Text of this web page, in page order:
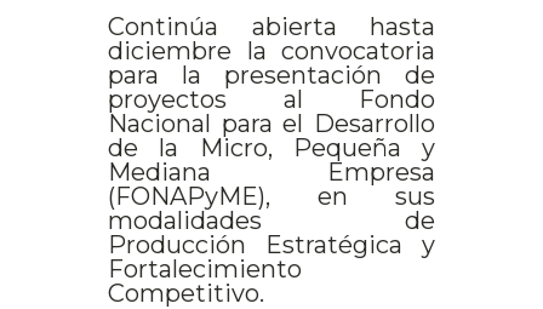
Continúa abierta hasta
diciembre la convocatoria
para la presentación de
proyectos al Fondo
Nacional para el Desarrollo
de la Micro, Pequeña y
Mediana Empresa
(FONAPyME), en sus
modalidades de
Producción Estratégica y
Fortalecimiento
Competitivo.